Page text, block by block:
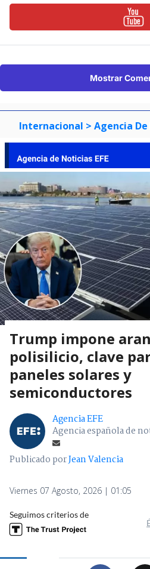
Mostrar
Internacional > Agencia
Trump impone
polisilicio, clave
paneles solares y
semiconductores
Agencia EFE
Agencia española de
Publicado porJean Valencia
Viernes 07 Agosto, 2026 | 01:05
Seguimos criterios de